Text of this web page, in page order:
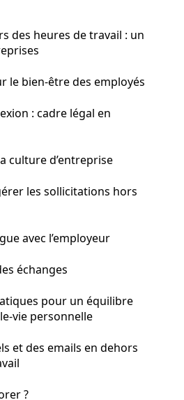
des heures de travail : un
le bien-être des employés
: cadre légal en
culture d’entreprise
les sollicitations hors
avec l’employeur
échanges
pour un équilibre
vie personnelle
et des emails en dehors
?